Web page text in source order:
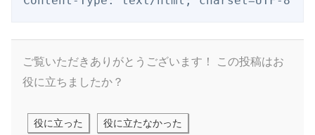
ご覧いただきありがとうございます！
この投稿はお
役に立ちましたか？
役に立った 役に立たなかった